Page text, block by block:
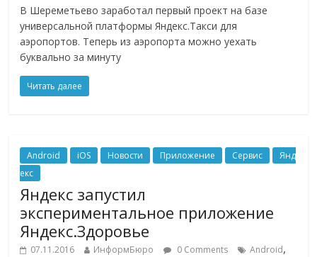
В Шереметьево заработал первый проект на базе
универсальной платформы Яндекс.Такси для
аэропортов. Теперь из аэропорта можно уехать
буквально за минуту
Читать далее
Android iOS Новости Приложение Сервис
Янд
екс
Яндекс запустил
экспериментальное приложение
Яндекс.Здоровье
07.11.2016 ИнформБюро 0 Comments Android,